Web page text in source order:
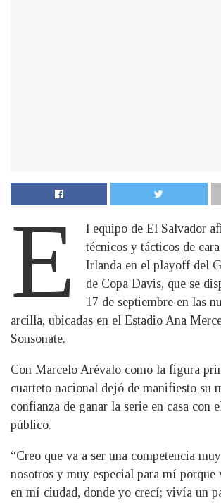
E
l equipo de El Salvador
técnicos y tácticos de
Irlanda en el playoff del
de Copa Davis, que se
17 de septiembre en las
arcilla, ubicadas en el Estadio Ana
Sonsonate.
Con Marcelo Arévalo como la figura
cuarteto nacional dejó de manifiesto su
confianza de ganar la serie en casa con
público.
“Creo que va a ser una competencia
nosotros y muy especial para mí porque
en mí ciudad, donde yo crecí; vivía un